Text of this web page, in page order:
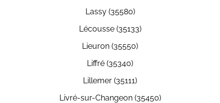
Lassy (35580)
Lécousse (35133)
Lieuron (35550)
Liffré (35340)
Lillemer (35111)
Livré-sur-Changeon (35450)